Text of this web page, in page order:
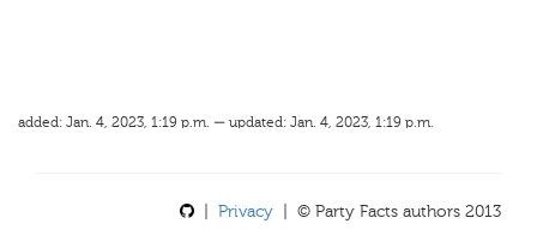
added: Jan. 4, 2023, 1:19 p.m. — updated: Jan. 4, 2023, 1:19 p.m.
Privacy | © Party Facts authors 2013